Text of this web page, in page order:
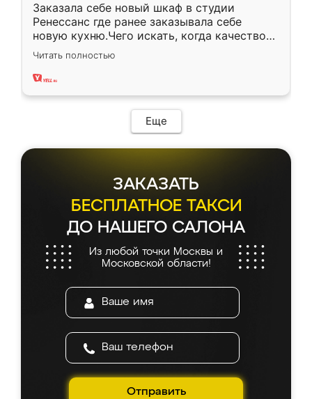
Заказала себе новый шкаф в студии
Ренессанс где ранее заказывала себе
новую кухню.Чего искать, когда качеством
вполне довольна. Служит кухня уже почти
два года, нареканий нет.
Читать полностью
Еще
ЗАКАЗАТЬ
БЕСПЛАТНОЕ ТАКСИ
ДО НАШЕГО САЛОНА
Из любой точки Москвы и
Московской области!
Отправить